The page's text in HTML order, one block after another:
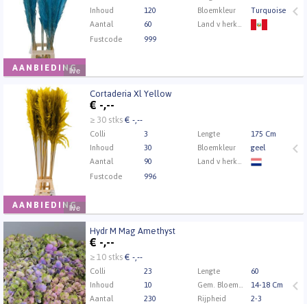
AANBIEDING
live
Inhoud
120 Bloemkleur
Turquoise
Aantal
60
Fustcode
999
AANBIEDING
live
Cortaderia Xl Yellow
€ -,--
≥ 30 stks€ -,--
Colli 3 Lengte
175 Cm
Inhoud
30 Bloemkleur
geel
Aantal
90
Fustcode
996
Cortaderia Xl Yellow
U moet ingelogd zijn om te kunnen kopen.
om in te loggen.
Hydr M Mag Amethyst
€ -,--
≥ 10 stks€ -,--
Colli 23 Lengte
60
Inhoud
10
14-18 Cm
Aantal
230 Rijpheid
2-3
Hydr M Mag Amethyst
U moet ingelogd zijn om te kunnen kopen.
om in te loggen.